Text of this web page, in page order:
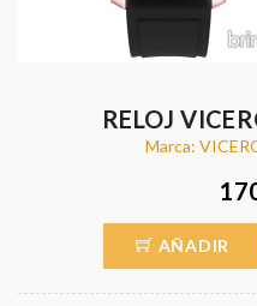
RELOJ
Marca:
AÑADIR